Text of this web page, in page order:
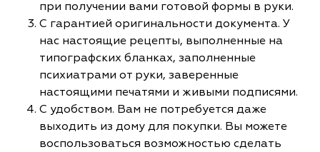
при получении вами готовой формы в руки.
С гарантией оригинальности документа. У
нас настоящие рецепты, выполненные на
типографских бланках, заполненные
психиатрами от руки, заверенные
настоящими печатями и живыми подписями.
С удобством. Вам не потребуется даже
выходить из дому для покупки. Вы можете
воспользоваться возможностью сделать